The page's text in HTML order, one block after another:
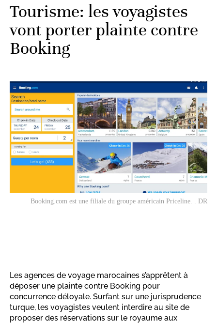
Tourisme: les voyagistes
vont porter plainte contre
Booking
Booking.com est une filiale du groupe américain Priceline. . DR
Les agences de voyage marocaines s’apprêtent à
déposer une plainte contre Booking pour
concurrence déloyale. Surfant sur une jurisprudence
turque, les voyagistes veulent interdire au site de
proposer des réservations sur le royaume aux